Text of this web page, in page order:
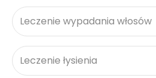
Leczenie wypadania włosów
Leczenie łysienia